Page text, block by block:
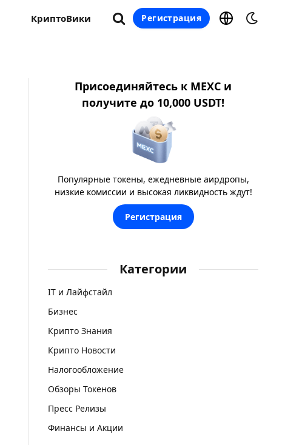
КриптоВики Регистрация
Присоединяйтесь к MEXC и
получите до 10,000 USDT!
Популярные токены, ежедневные аирдропы,
низкие комиссии и высокая ликвидность ждут!
Регистрация
Категории
IT и Лайфстайл
Бизнес
Крипто Знания
Крипто Новости
Налогообложение
Обзоры Токенов
Пресс Релизы
Финансы и Акции